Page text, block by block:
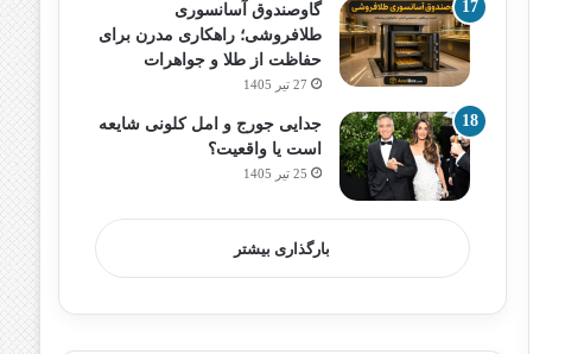
گاوصندوق آسانسوری
طلافروشی؛ راهکاری مدرن برای
حفاظت از طلا و جواهرات
27 تیر 1405
جدایی جورج و امل کلونی شایعه
است یا واقعیت؟
25 تیر 1405
بارگذاری بیشتر